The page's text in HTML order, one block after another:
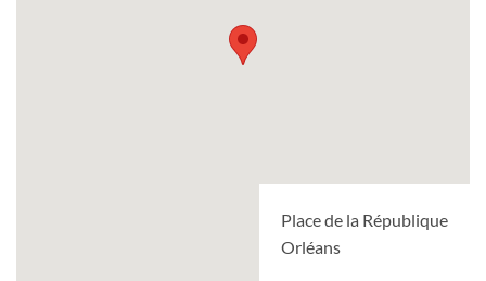
Place de la République
Orléans